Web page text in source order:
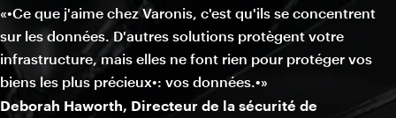
«•Ce que j'aime chez Varonis, c'est qu'ils se concentrent
sur les données. D'autres solutions protègent votre
infrastructure, mais elles ne font rien pour protéger vos
biens les plus précieux•: vos données.•»
Deborah Haworth, Directeur de la sécurité de